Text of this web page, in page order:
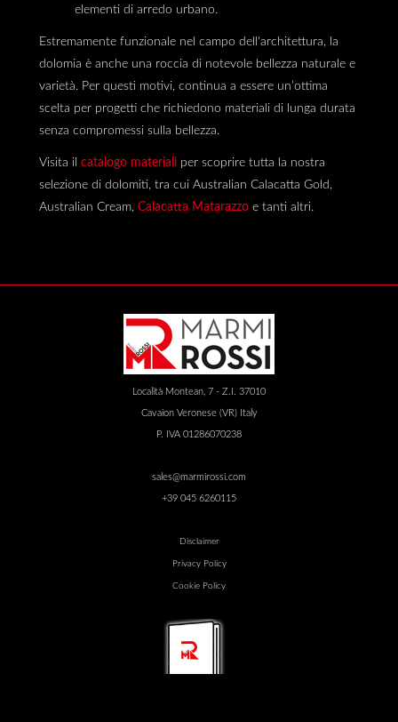
elementi di arredo urbano.
Estremamente funzionale nel campo dell'architettura, la
dolomia è anche una roccia di notevole bellezza naturale e
varietà. Per questi motivi, continua a essere un’ottima
scelta per progetti che richiedono materiali di lunga durata
senza compromessi sulla bellezza.
Visita il catalogo materialiper scoprire tutta la nostra
selezione di dolomiti, tra cui Australian Calacatta Gold,
Australian Cream, Calacatta Matarazzo e tanti altri.
Località Montean, 7 - Z.I. 37010
Cavaion Veronese (VR) Italy
P. IVA 01286070238
sales@marmirossi.com
+39 045 6260115
Disclaimer
Privacy Policy
Cookie Policy